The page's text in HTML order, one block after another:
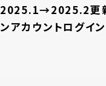
2025.1→2025.2更
ンアカウントログイ